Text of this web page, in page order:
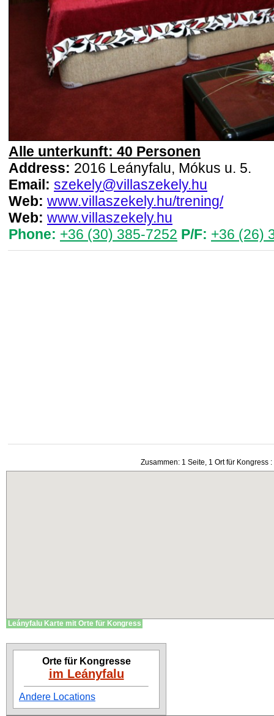
Alle unterkunft: 40 Personen
Address: 2016 Leányfalu, Mókus u. 5.
Email: szekely@villaszekely.hu
Web: www.villaszekely.hu/trening/
Web: www.villaszekely.hu
Phone: +36 (30) 385-7252 P/F: +36 (26)
Zusammen: 1 Seite, 1 Ort für Kongress :
Leányfalu Karte mit Orte für Kongress
Orte für Kongresse
im Leányfalu
Andere Locations